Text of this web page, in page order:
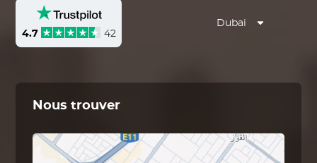
4.7 42
Dubai
Nous trouver